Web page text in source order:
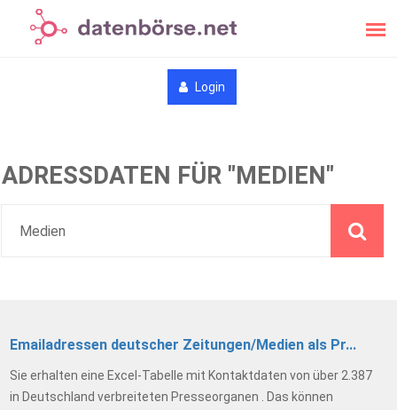
Login
ADRESSDATEN FÜR "MEDIEN"
Emailadressen deutscher Zeitungen/Medien als Pr...
Sie erhalten eine Excel-Tabelle mit Kontaktdaten von über 2.387
in Deutschland verbreiteten Presseorganen . Das können